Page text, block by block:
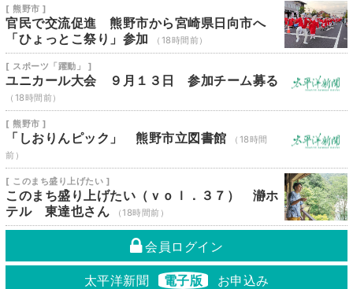
[ 熊野市 ]
官民で交流促進 熊野市から宮崎県日向市へ
「ひょっとこ祭り」参加
（18時間前）
[ スポーツ「躍動」 ]
ユニカール大会 ９月１３日 参加チーム募る
（18時間前）
[ 熊野市 ]
「しおりんピック」 熊野市立図書館
（18時間
前）
[ このまち盛り上げたい ]
このまち盛り上げたい（ｖｏｌ．３７） 瀞ホ
テル 東達也さん
（18時間前）
会員ログイン
太平洋新聞 電子版
お申込み